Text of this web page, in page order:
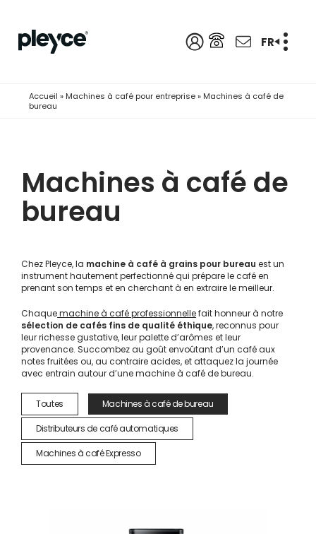
FR
Accueil » Machines à café pour entreprise» Machines à café de
bureau
Machines à café de
bureau
Chez Pleyce, la machine à café à grains pour bureau est un
instrument hautement perfectionné qui prépare le café en
prenant son temps et en cherchant à en extraire le meilleur.
Chaquemachine à café professionnellefait honneur à notre
sélection de cafés fins de qualité éthique, reconnus pour
leur richesse gustative, leur palette d’arômes et leur
provenance. Succombez au goût envoûtant d’un café aux
notes fruitées ou, au contraire acides, et attaquez la journée
avec entrain autour d’une machine à café de bureau.
Toutes Machines à café de bureau
Distributeurs de café automatiques
Machines à café Expresso